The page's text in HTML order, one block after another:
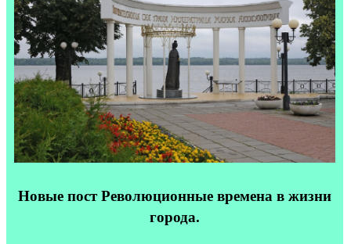
Новые пост Революционные времена в жизни
города.